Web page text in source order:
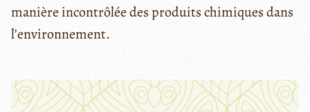
manière incontrôlée des produits chimiques dans
l’environnement.